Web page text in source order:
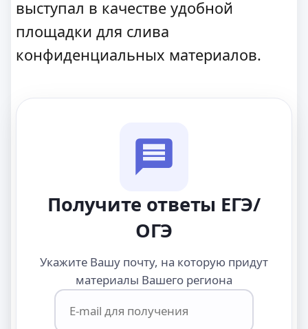
выступал в качестве удобной
площадки для слива
конфиденциальных материалов.
Получите ответы ЕГЭ/
ОГЭ
Укажите Вашу почту, на которую придут
материалы Вашего региона